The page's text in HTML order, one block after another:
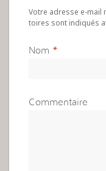
Votre adresse e-mail
toires sont indiqués
Nom *
Commentaire